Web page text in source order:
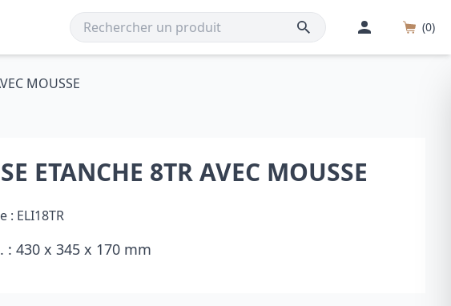
(0)
MOUSSE
ETANCHE 8TR AVEC MOUSSE
: ELI18TR
: 430 x 345 x 170 mm